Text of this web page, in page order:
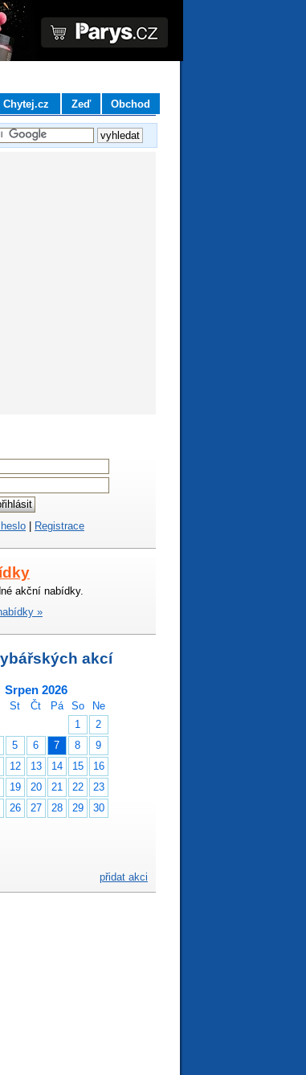
Chytej.cz Zeď Obchod
| Registrace
akční nabídky.
»
akcí
Srpen 2026
St Čt Pá So
Ne
1
2
5 6 7 8
9
12 13 14 15
16
19 20 21 22
23
26 27 28 29
30
přidat akci